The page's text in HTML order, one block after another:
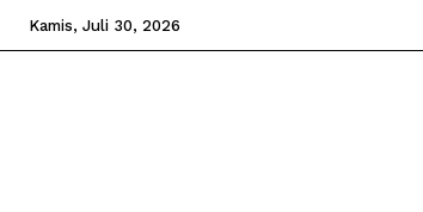
Kamis, Juli 30, 2026